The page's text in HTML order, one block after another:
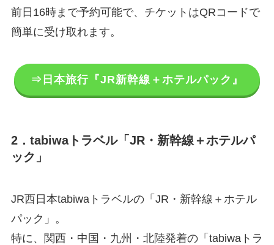
前日16時まで予約可能で、チケットはQRコードで
簡単に受け取れます。
⇒日本旅行『JR新幹線＋ホテルパック』
2．tabiwaトラベル「JR・新幹線＋ホテルパ
ック」
JR西日本tabiwaトラベルの「JR・新幹線＋ホテル
パック」。
特に、関西・中国・九州・北陸発着の「tabiwaトラ